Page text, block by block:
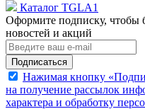
Каталог TGLA1
Оформите подписку, чтобы
новостей и акций
Подписаться
Нажимая кнопку
на получение рассылок
характера и обработку